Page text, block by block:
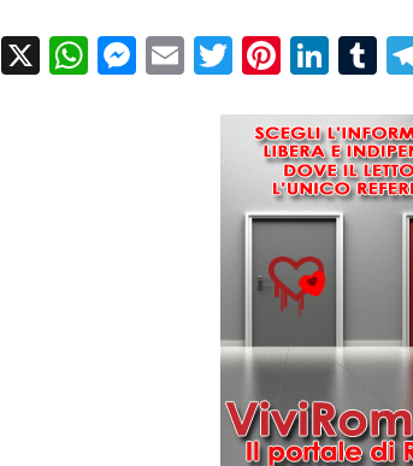
Facebook
X WhatsApp
Messenger
EmailTwitter